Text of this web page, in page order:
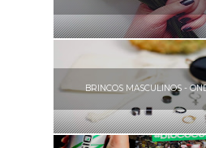
BRINCOS MASCULINOS -